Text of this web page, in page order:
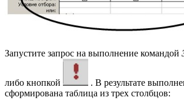
Запустите запрос на выполнение командой
либо кнопкой
. В результате
сформирована таблица из трех столбцов: